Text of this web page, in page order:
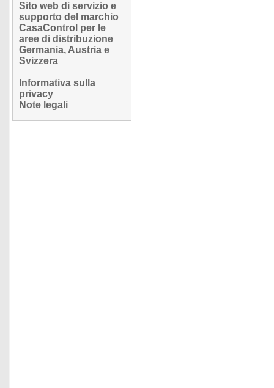
Sito web di servizio e
supporto del marchio
CasaControl per le
aree di distribuzione
Germania, Austria e
Svizzera
Informativa sulla
privacy
Note legali